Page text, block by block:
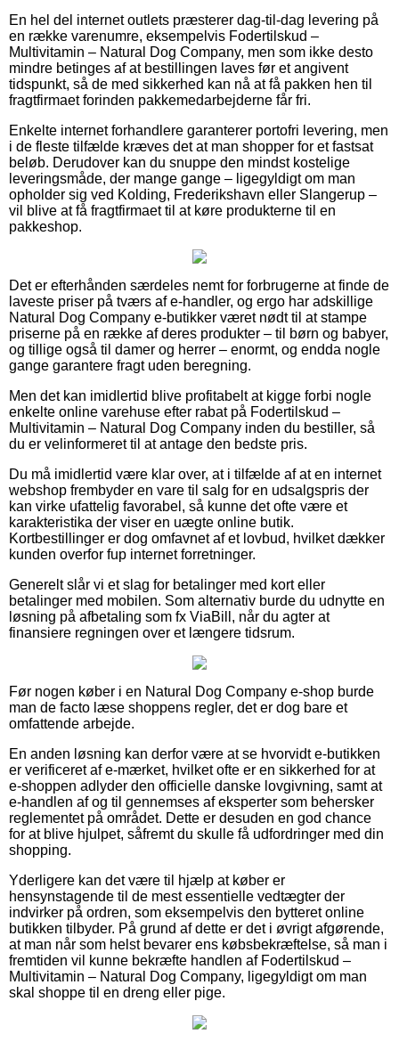
En hel del internet outlets præsterer dag-til-dag levering på
en række varenumre, eksempelvis Fodertilskud –
Multivitamin – Natural Dog Company, men som ikke desto
mindre betinges af at bestillingen laves før et angivent
tidspunkt, så de med sikkerhed kan nå at få pakken hen til
fragtfirmaet forinden pakkemedarbejderne får fri.
Enkelte internet forhandlere garanterer portofri levering, men
i de fleste tilfælde kræves det at man shopper for et fastsat
beløb. Derudover kan du snuppe den mindst kostelige
leveringsmåde, der mange gange – ligegyldigt om man
opholder sig ved Kolding, Frederikshavn eller Slangerup –
vil blive at få fragtfirmaet til at køre produkterne til en
pakkeshop.
Det er efterhånden særdeles nemt for forbrugerne at finde de
laveste priser på tværs af e-handler, og ergo har adskillige
Natural Dog Company e-butikker været nødt til at stampe
priserne på en række af deres produkter – til børn og babyer,
og tillige også til damer og herrer – enormt, og endda nogle
gange garantere fragt uden beregning.
Men det kan imidlertid blive profitabelt at kigge forbi nogle
enkelte online varehuse efter rabat på Fodertilskud –
Multivitamin – Natural Dog Company inden du bestiller, så
du er velinformeret til at antage den bedste pris.
Du må imidlertid være klar over, at i tilfælde af at en internet
webshop frembyder en vare til salg for en udsalgspris der
kan virke ufattelig favorabel, så kunne det ofte være et
karakteristika der viser en uægte online butik.
Kortbestillinger er dog omfavnet af et lovbud, hvilket dækker
kunden overfor fup internet forretninger.
Generelt slår vi et slag for betalinger med kort eller
betalinger med mobilen. Som alternativ burde du udnytte en
løsning på afbetaling som fx ViaBill, når du agter at
finansiere regningen over et længere tidsrum.
Før nogen køber i en Natural Dog Company e-shop burde
man de facto læse shoppens regler, det er dog bare et
omfattende arbejde.
En anden løsning kan derfor være at se hvorvidt e-butikken
er verificeret af e-mærket, hvilket ofte er en sikkerhed for at
e-shoppen adlyder den officielle danske lovgivning, samt at
e-handlen af og til gennemses af eksperter som behersker
reglementet på området. Dette er desuden en god chance
for at blive hjulpet, såfremt du skulle få udfordringer med din
shopping.
Yderligere kan det være til hjælp at køber er
hensynstagende til de mest essentielle vedtægter der
indvirker på ordren, som eksempelvis den bytteret online
butikken tilbyder. På grund af dette er det i øvrigt afgørende,
at man når som helst bevarer ens købsbekræftelse, så man i
fremtiden vil kunne bekræfte handlen af Fodertilskud –
Multivitamin – Natural Dog Company, ligegyldigt om man
skal shoppe til en dreng eller pige.